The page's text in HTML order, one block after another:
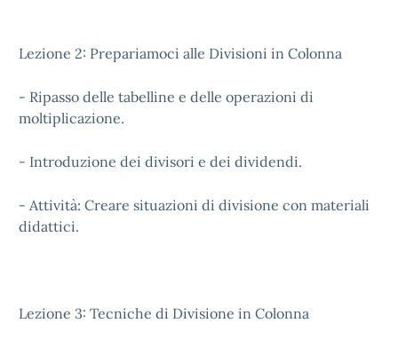
Lezione 2: Prepariamoci alle Divisioni in Colonna
- Ripasso delle tabelline e delle operazioni di
moltiplicazione.
- Introduzione dei divisori e dei dividendi.
- Attività: Creare situazioni di divisione con materiali
didattici.
Lezione 3: Tecniche di Divisione in Colonna